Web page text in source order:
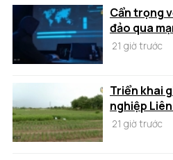
Cẩn trọng
đảo qua
21 giờ trước
Triển khai
nghiệp
21 giờ trước